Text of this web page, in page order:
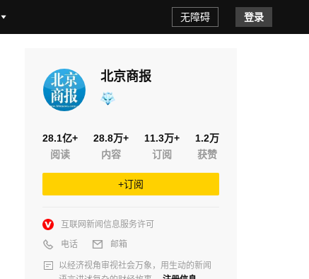
登录
无障碍
北京商报
28.1亿+
阅读
28.8万+
内容
11.3万+
订阅
1.2万
获赞
+订阅
互联网新闻信息服务许可
电话
邮箱
以经济视角审视社会万象，用生动的新闻